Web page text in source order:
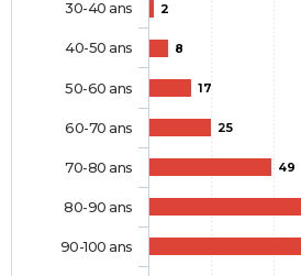
2
8
17
25
49
30-40 ans
40-50 ans
50-60 ans
60-70 ans
70-80 ans
80-90 ans
90-100 ans